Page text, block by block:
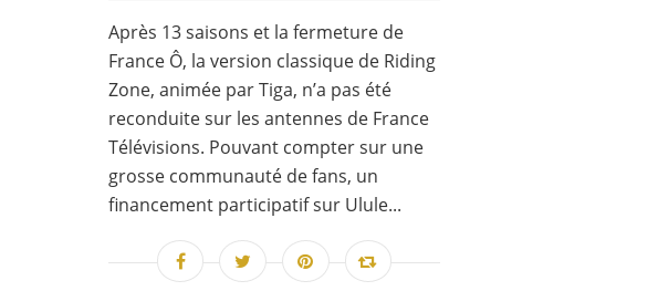
Après 13 saisons et la fermeture de
France Ô, la version classique de Riding
Zone, animée par Tiga, n’a pas été
reconduite sur les antennes de France
Télévisions. Pouvant compter sur une
grosse communauté de fans, un
financement participatif sur Ulule...